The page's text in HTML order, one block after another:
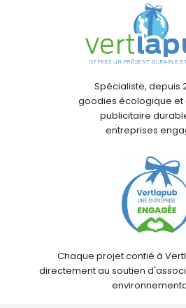
Spécialiste, depuis
goodies écologique et
publicitaire
entreprises
Chaque projet confié à
directement au soutien